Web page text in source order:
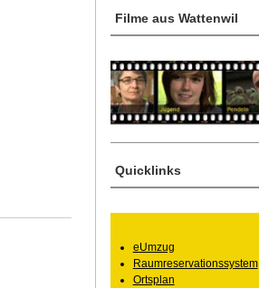
Filme aus Wattenwil
Quicklinks
eUmzug
Raumreservationssystem
Ortsplan